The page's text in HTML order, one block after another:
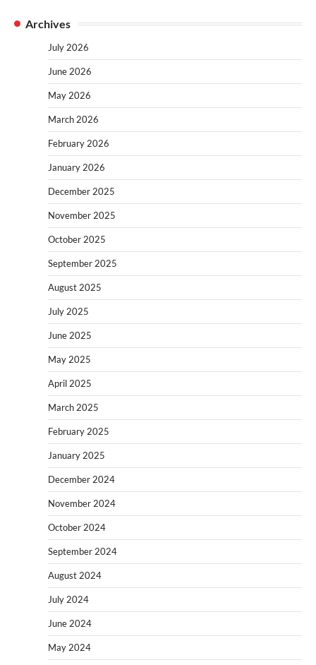
Archives
July 2026
June 2026
May 2026
March 2026
February 2026
January 2026
December 2025
November 2025
October 2025
September 2025
August 2025
July 2025
June 2025
May 2025
April 2025
March 2025
February 2025
January 2025
December 2024
November 2024
October 2024
September 2024
August 2024
July 2024
June 2024
May 2024